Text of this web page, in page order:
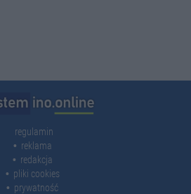
regulamin
reklama
redakcja
pliki cookies
prywatność